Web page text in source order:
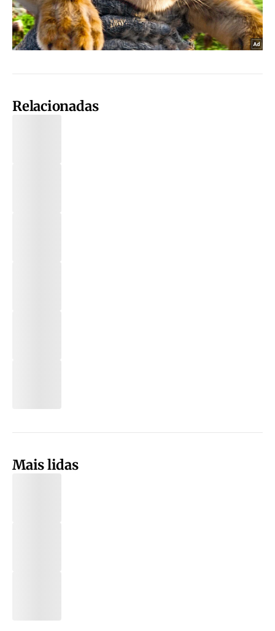
Relacionadas
Mais lidas